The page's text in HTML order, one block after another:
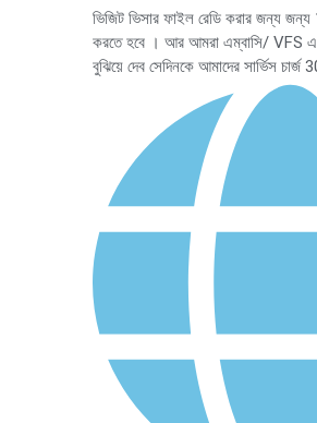
ভিজিট ভিসার ফাইল রেডি করার জন্য
করতে হবে । আর আমরা এম্বাসি/ VFS এ
বুঝিয়ে দেব সেদিনকে আমাদের সার্ভিস চার্জ